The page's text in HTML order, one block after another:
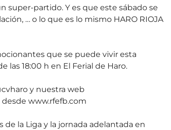
super-partido. Y es que este sábado se
… o lo que es lo mismo HARO RIOJA
que se puede vivir esta
las 18:00 h en El Ferial de Haro.
y nuestra web
www.rfefb.com
la Liga y la jornada adelantada en